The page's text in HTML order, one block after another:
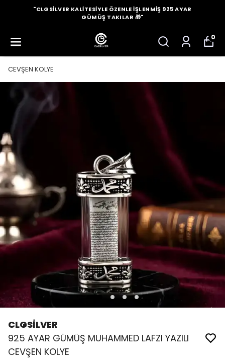
"CLGSILVER KALITESIYLE ÖZENLE İŞLENMIŞ 925 AYAR
GÜMÜŞ TAKILAR 🎁"
0
CEVŞEN KOLYE
CLGSİLVER
925 AYAR GÜMÜŞ MUHAMMED LAFZI YAZILI
CEVŞEN KOLYE